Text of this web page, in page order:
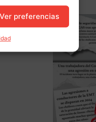
Ver preferencias